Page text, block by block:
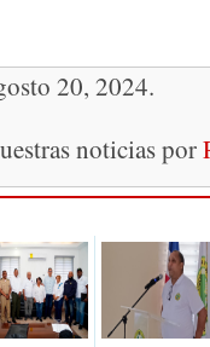
20, 2024.
noticias por